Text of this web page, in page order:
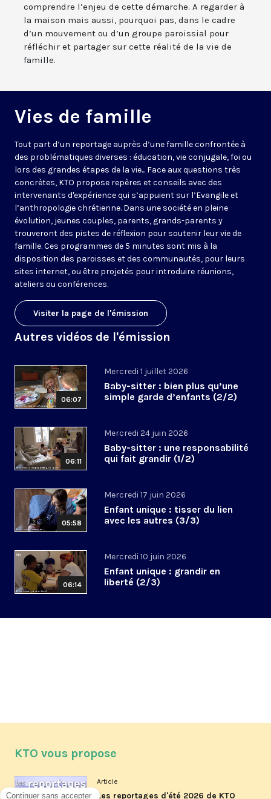
comprendre l’enjeu de cette démarche. A regarder à
la maison mais aussi, pourquoi pas, dans le cadre
d’un mouvement ou d’un groupe paroissial pour
réfléchir et partager sur cette réalité de la vie de
famille.
Vies de famille
Tout part d’un reportage auprès d’une famille confrontée à
des problématiques diverses : éducation, vie conjugale, foi ou
lors des grandes étapes de la vie... Face aux questions très
concrètes, KTO propose repères et conseils avec des
intervenants d'expérience qui s’appuient sur l’Evangile et
l’anthropologie chrétienne. Dans une société en pleine
évolution, jeunes couples, parents, grands-parents y
trouveront des pistes de réflexion pour soutenir leur vie de
famille. Ces programmes de 5 minutes sont mis à la
disposition des paroisses et des communautés, pour leurs
sites internet, ou être projetés pour introduire réunions,
ateliers ou conférences.
Visiter la page de l'émission
Autres vidéos de l'émission
06:07
Mercredi 1 juillet 2026
Baby-sitter : bien plus qu’une
simple garde d’enfants (2/2)
06:11
Mercredi 24 juin 2026
Baby-sitter : une responsabilité
qui fait grandir (1/2)
05:58
Mercredi 17 juin 2026
Enfant unique : tisser du lien
avec les autres (3/3)
06:14
Mercredi 10 juin 2026
Enfant unique : grandir en
liberté (2/3)
KTO vous propose
Article
Les reportages d'été 2026 de KTO